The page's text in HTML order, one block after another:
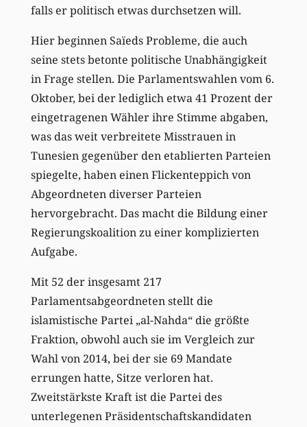
falls er politisch etwas durchsetzen will.
Hier beginnen Saïeds Probleme, die auch
seine stets betonte politische Unabhängigkeit
in Frage stellen. Die Parlamentswahlen vom 6.
Oktober, bei der lediglich etwa 41 Prozent der
eingetragenen Wähler ihre Stimme abgaben,
was das weit verbreitete Misstrauen in
Tunesien gegenüber den etablierten Parteien
spiegelte, haben einen Flickenteppich von
Abgeordneten diverser Parteien
hervorgebracht. Das macht die Bildung einer
Regierungskoalition zu einer komplizierten
Aufgabe.
Mit 52 der insgesamt 217
Parlamentsabgeordneten stellt die
islamistische Partei „al-Nahda“ die größte
Fraktion, obwohl auch sie im Vergleich zur
Wahl von 2014, bei der sie 69 Mandate
errungen hatte, Sitze verloren hat.
Zweitstärkste Kraft ist die Partei des
unterlegenen Präsidentschaftskandidaten